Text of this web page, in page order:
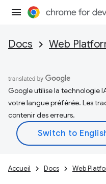
Docs Web
Google utilise la technologie
votre langue préférée. Les
contenir des erreurs.
Accueil Docs Web